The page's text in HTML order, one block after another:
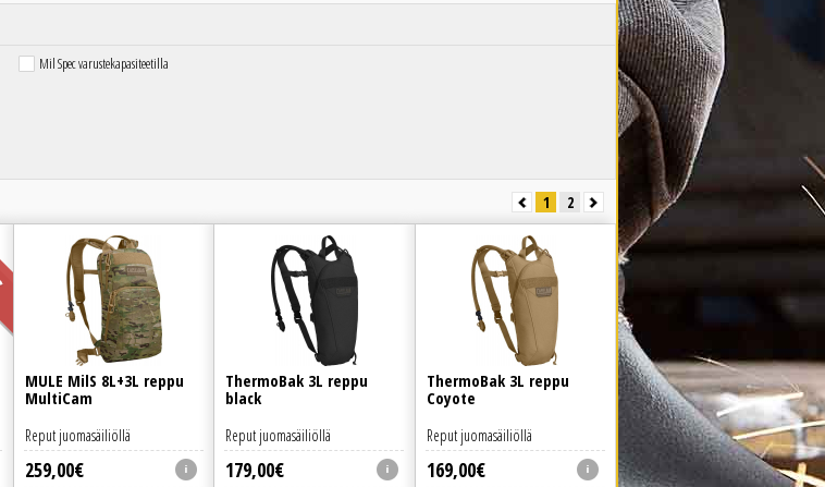
Mil Spec varustekapasiteetilla
1 2
MULE MilS 8L+3L reppu
MultiCam
259,00€
Reput juomasäiliöllä
ThermoBak 3L reppu
black
179,00€
Reput juomasäiliöllä
ThermoBak 3L reppu
Coyote
169,00€
Reput juomasäiliöllä